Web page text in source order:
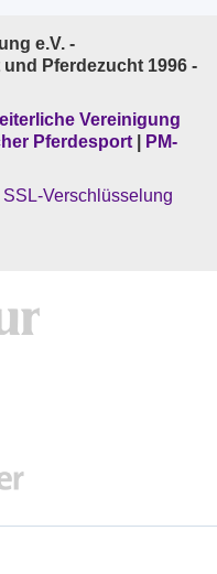
e.V. -
Pferdezucht 1996 -
Vereinigung
Pferdesport
PM-
SSL-Verschlüsselung